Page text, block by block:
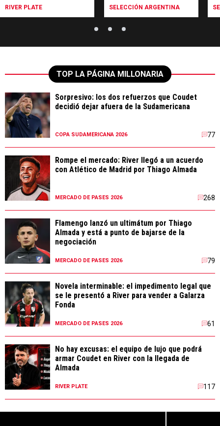
RIVER PLATE SELECCIÓN ARGENTINA
TOP LA PÁGINA MILLONARIA
Sorpresivo: los dos refuerzos que Coudet
decidió dejar afuera de la Sudamericana
COPA SUDAMERICANA 2026 77
Rompe el mercado: River llegó a un acuerdo
con Atlético de Madrid por Thiago Almada
MERCADO DE PASES 2026 268
Flamengo lanzó un ultimátum por Thiago
Almada y está a punto de bajarse de la
negociación
MERCADO DE PASES 2026 79
Novela interminable: el impedimento legal que
se le presentó a River para vender a Galarza
Fonda
MERCADO DE PASES 2026 61
No hay excusas: el equipo de lujo que podrá
armar Coudet en River con la llegada de
Almada
RIVER PLATE 117